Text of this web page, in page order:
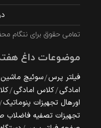
تمامی حقوق برای نتگام
موضوعات داغ
فیلتر پرس سوئیچ ماشین
امادگی کلاس امادگی
اورهال تجهیزات پنوماتیک
تجهیزات تصفیه فاضلاب